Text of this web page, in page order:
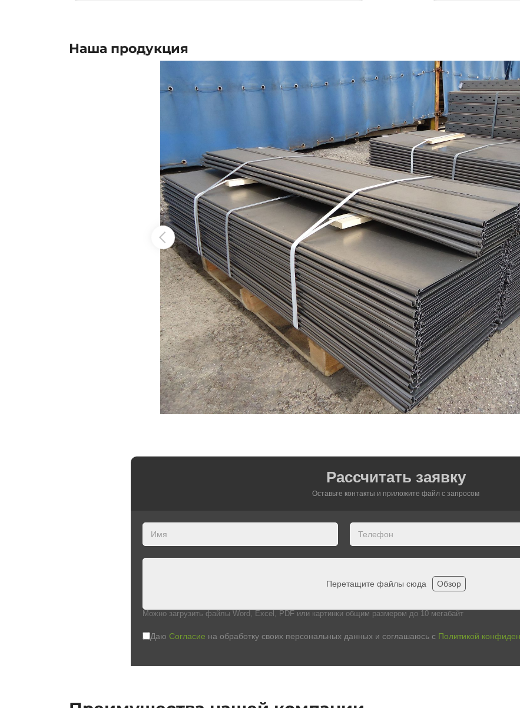
Наша продукция
Рассчитать заявку
Оставьте контакты и приложите файл c запросом
Перетащите файлы сюда Обзор
Можно загрузить файлы Word, Excel, PDF или картинки общим размером до 10 мегабайт
Даю Согласие на обработку своих персональных данных и соглашаюсь с Политикой